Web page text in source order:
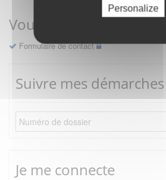
Personalize
Vous avez une question ?
Formulaire de contact
Suivre mes démarches
Je me connecte